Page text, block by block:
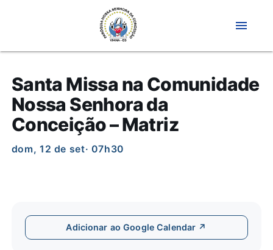
menu
Santa Missa na Comunidade
Nossa Senhora da
Conceição – Matriz
dom, 12 de set· 07h30
Adicionar ao Google Calendar ↗